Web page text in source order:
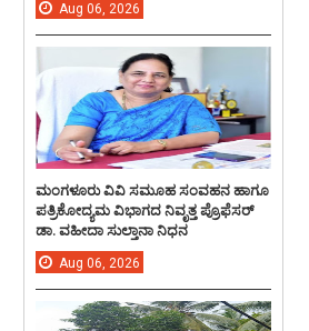
Aug 06, 2026
ಮಂಗಳೂರು ವಿವಿ ಸಮೂಹ ಸಂವಹನ ಹಾಗೂ
ಪತ್ರಿಕೋದ್ಯಮ ವಿಭಾಗದ ನಿವೃತ್ತ ಪ್ರೊಫೆಸರ್
ಡಾ. ವಹೀದಾ ಸುಲ್ತಾನಾ ನಿಧನ
Aug 06, 2026